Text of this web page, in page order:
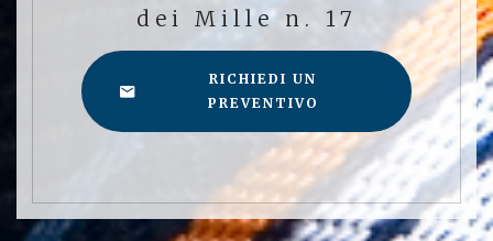
dei Mille n. 17
RICHIEDI UN
PREVENTIVO